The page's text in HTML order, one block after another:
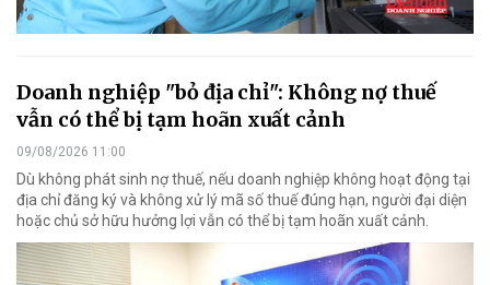
Doanh nghiệp "bỏ địa chỉ": Không nợ thuế
vẫn có thể bị tạm hoãn xuất cảnh
09/08/2026 11:00
Dù không phát sinh nợ thuế, nếu doanh nghiệp không hoạt động tại
địa chỉ đăng ký và không xử lý mã số thuế đúng hạn, người đại diện
hoặc chủ sở hữu hưởng lợi vẫn có thể bị tạm hoãn xuất cảnh.